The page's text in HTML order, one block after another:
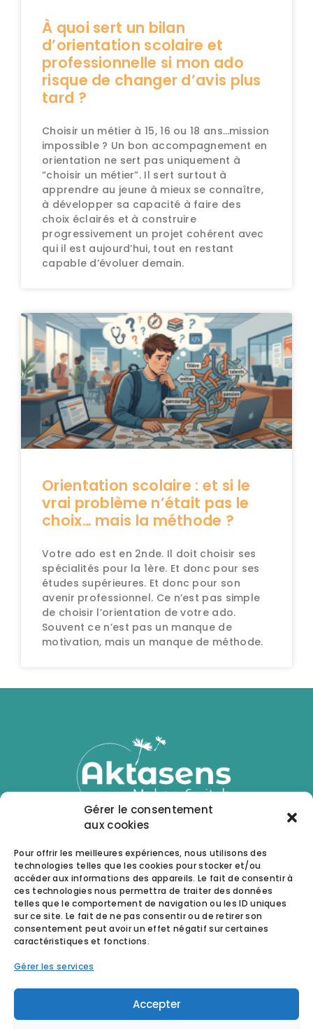
Gérer le consentement
aux cookies
Pour offrir les meilleures expériences, nous utilisons des
technologies telles que les cookies pour stocker et/ou
accéder aux informations des appareils. Le fait de consentir à
ces technologies nous permettra de traiter des données
telles que le comportement de navigation ou les ID uniques
sur ce site. Le fait de ne pas consentir ou de retirer son
consentement peut avoir un effet négatif sur certaines
caractéristiques et fonctions.
Gérer les services
Accepter
À quoi sert un bilan
d’orientation scolaire et
professionnelle si mon ado
risque de changer d’avis plus
tard ?
Choisir un métier à 15, 16 ou 18 ans…mission
impossible ? Un bon accompagnement en
orientation ne sert pas uniquement à
“choisir un métier”. Il sert surtout à
apprendre au jeune à mieux se connaître,
à développer sa capacité à faire des
choix éclairés et à construire
progressivement un projet cohérent avec
qui il est aujourd’hui, tout en restant
capable d’évoluer demain.
Orientation scolaire : et si le
vrai problème n’était pas le
choix… mais la méthode ?
Votre ado est en 2nde. Il doit choisir ses
spécialités pour la 1ère. Et donc pour ses
études supérieures. Et donc pour son
avenir professionnel. Ce n’est pas simple
de choisir l’orientation de votre ado.
Souvent ce n’est pas un manque de
motivation, mais un manque de méthode.
CONTACTEZ NOUS
Basé dans l’Ain, au cœur de la Côtière entre
Bourg-en-Bresse, Ambérieu-en-Bugey et Lyon,
Aktasens accompagne les organisations et les
personnes dans toute la région Auvergne-Rhône-
Mentions Légales
CGV - CGUCadre légal du Bilan de Compétences